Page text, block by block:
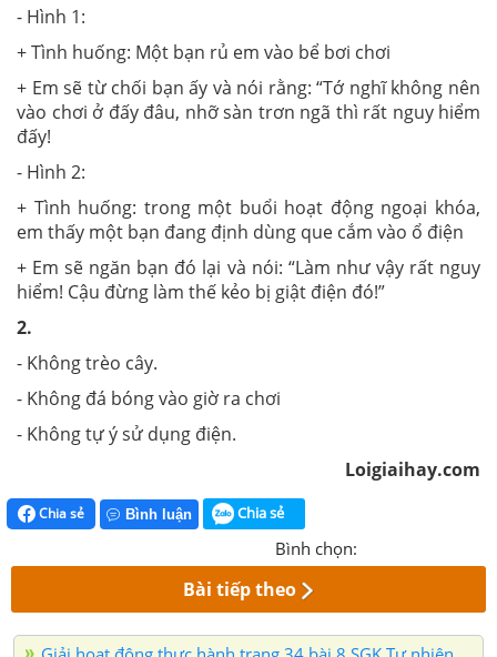
- Hình 1:
+ Tình huống: Một bạn rủ em vào bể bơi chơi
+ Em sẽ từ chối bạn ấy và nói rằng: “Tớ nghĩ không nên
vào chơi ở đấy đâu, nhỡ sàn trơn ngã thì rất nguy hiểm
đấy!
- Hình 2:
+ Tình huống: trong một buổi hoạt động ngoại khóa,
em thấy một bạn đang định dùng que cắm vào ổ điện
+ Em sẽ ngăn bạn đó lại và nói: “Làm như vậy rất nguy
hiểm! Cậu đừng làm thế kẻo bị giật điện đó!”
2.
- Không trèo cây.
- Không đá bóng vào giờ ra chơi
- Không tự ý sử dụng điện.
Loigiaihay.com
Chia sẻ Bình luận Chia sẻ
Bình chọn:
Bài tiếp theo